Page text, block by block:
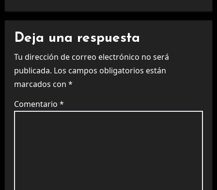
Deja una respuesta
Tu dirección de correo electrónico no será
publicada. Los campos obligatorios están
marcados con *
Comentario *